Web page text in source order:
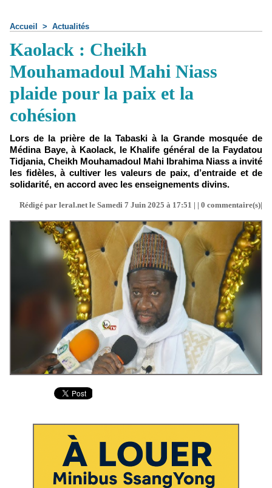
Accueil > Actualités
Kaolack : Cheikh
Mouhamadoul Mahi Niass
plaide pour la paix et la
cohésion
Lors de la prière de la Tabaski à la Grande mosquée de
Médina Baye, à Kaolack, le Khalife général de la Faydatou
Tidjania, Cheikh Mouhamadoul Mahi Ibrahima Niass a invité
les fidèles, à cultiver les valeurs de paix, d’entraide et de
solidarité, en accord avec les enseignements divins.
Rédigé par leral.net le Samedi 7 Juin 2025 à 17:51 | | 0 commentaire(s)|